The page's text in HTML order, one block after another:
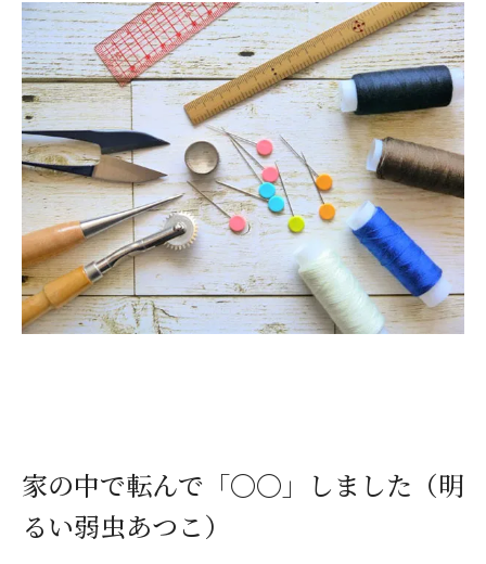
家の中で転んで「〇〇」しました（明
るい弱虫あつこ）